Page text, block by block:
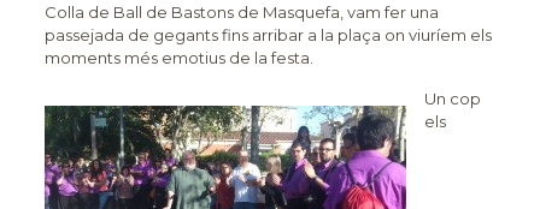
Colla de Ball de Bastons de Masquefa, vam fer una
passejada de gegants fins arribar a la plaça on viuríem els
moments més emotius de la festa.
Un cop
els